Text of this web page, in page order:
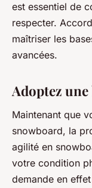
est essentiel de
respecter.
maîtriser les
avancées.
Adoptez
Maintenant que
snowboard, la
agilité en
votre condition
demande en